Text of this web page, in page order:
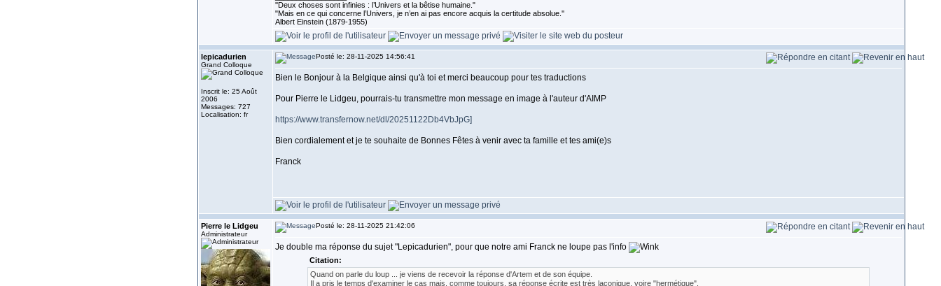
''Deux choses sont infinies : l’Univers et la bêtise humaine."
"Mais en ce qui concerne l’Univers, je n’en ai pas encore acquis la certitude absolue.''
Albert Einstein (1879-1955)
lepicadurien
Grand Colloque
Inscrit le: 25 Août
2006
Messages: 727
Localisation: fr
Posté le: 28-11-2025 14:56:41
Bien le Bonjour à la Belgique ainsi qu'à toi et merci beaucoup pour tes traductions
Pour Pierre le Lidgeu, pourrais-tu transmettre mon message en image à l'auteur d'AIMP
https://www.transfernow.net/dl/20251122Db4VbJpG]
Bien cordialement et je te souhaite de Bonnes Fêtes à venir avec ta famille et tes ami(e)s
Franck
Pierre le Lidgeu
Administrateur
Posté le: 28-11-2025 21:42:06
Je double ma réponse du sujet "Lepicadurien", pour que notre ami Franck ne loupe pas l'info
Citation:
Quand on parle du loup ... je viens de recevoir la réponse d'Artem et de son équipe.
Il a pris le temps d'examiner le cas mais, comme toujours, sa réponse écrite est très laconique, voire "hermétique".